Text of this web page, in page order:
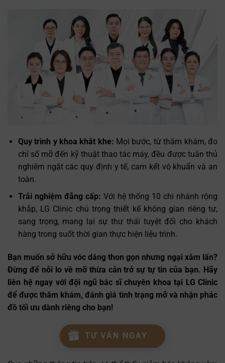
Quy trình y khoa khắt khe: Mọi bước, từ thăm khám, đo
chỉ số mỡ đến kỹ thuật thao tác máy, đều được tuân thủ
nghiêm ngặt các quy định y tế, cam kết vô khuẩn và an
toàn.
Trải nghiệm đẳng cấp: Với hệ thống 10 chi nhánh rộng
khắp, LG Clinic chú trọng thiết kế không gian riêng tư,
sang trọng, mang lại sự thư thái tuyệt đối cho khách
hàng trong suốt thời gian thực hiện liệu trình.
Bạn muốn sở hữu vóc dáng thon gọn nhưng ngại xâm lấn?
Đừng để nỗi lo về mỡ thừa cản trở sự tự tin của bạn. Hãy
liên hệ ngay với đội ngũ bác sĩ chuyên khoa tại LG Clinic
để được thăm khám, đánh giá tình trạng mỡ và nhận phác
đồ tối ưu dành riêng cho bạn!
TƯ VẤN NGAY